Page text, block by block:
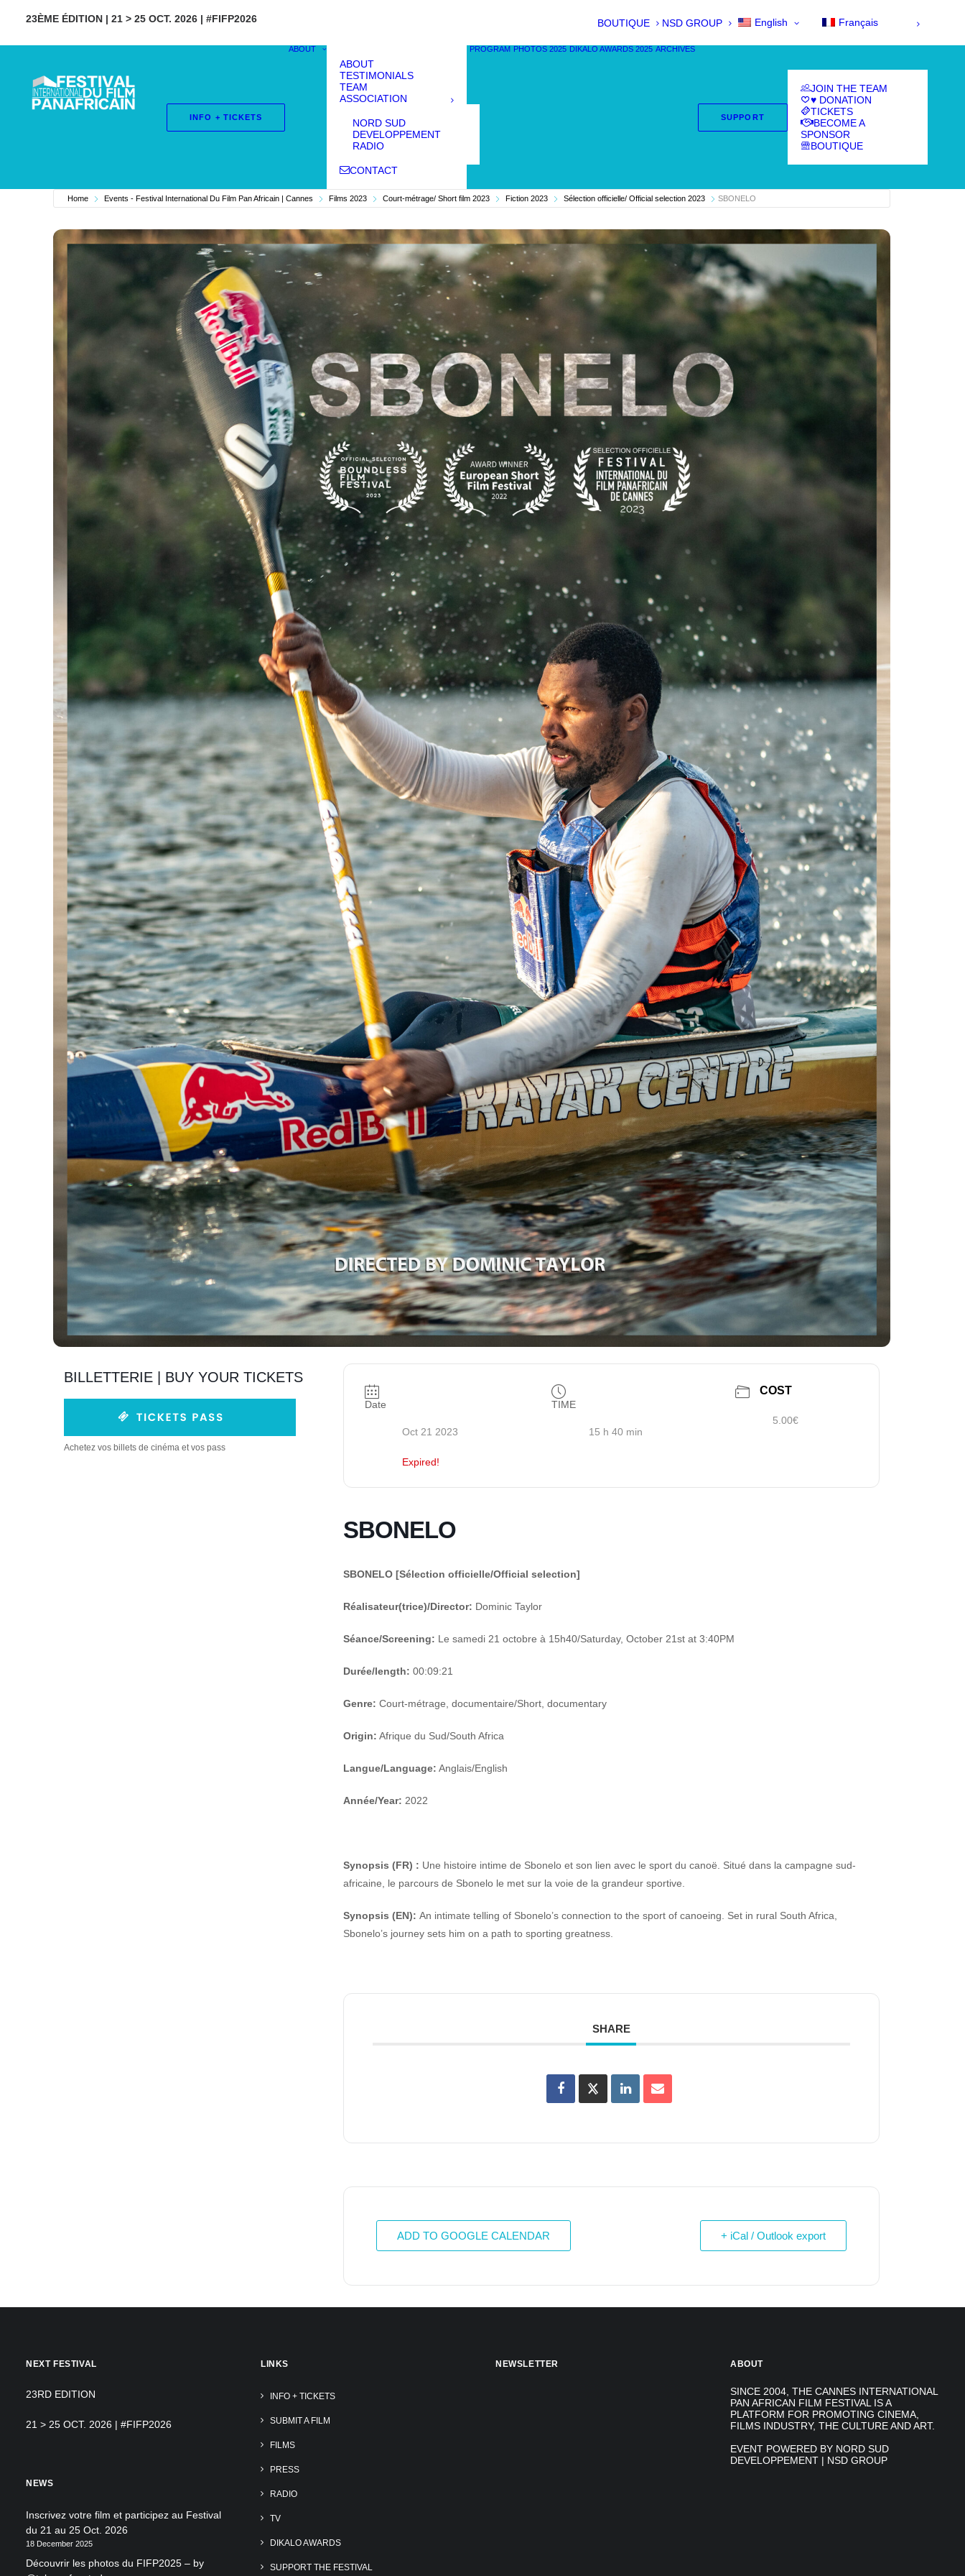
23ÈME ÉDITION | 21 > 25 OCT. 2026 | #FIFP2026 BOUTIQUE NSD GROUP English Français
INFO + TICKETS
ABOUT
ABOUT
TESTIMONIALS
TEAM
ASSOCIATION
NORD SUD
DEVELOPPEMENT
RADIO
CONTACT
PROGRAM PHOTOS 2025 DIKALO AWARDS 2025 ARCHIVES
SUPPORT
JOIN THE TEAM
♥ DONATION
TICKETS
BECOME A
SPONSOR
BOUTIQUE
Home Events - Festival International Du Film Pan Africain | Cannes Films 2023 Court-métrage/ Short film 2023 Fiction 2023 Sélection officielle/ Official selection 2023 SBONELO
BILLETTERIE | BUY YOUR TICKETS
Achetez vos billets de cinéma et vos pass
Date
Oct 21 2023
Expired!
TIME
15 h 40 min
COST
5.00€
SBONELO
SBONELO[Sélection officielle/Official selection]
Réalisateur(trice)/Director: Dominic Taylor
Séance/Screening: Le samedi 21 octobre à 15h40/Saturday, October 21stat 3:40PM
Durée/length: 00:09:21
Genre: Court-métrage, documentaire/Short, documentary
Origin: Afrique du Sud/South Africa
Langue/Language: Anglais/English
Année/Year: 2022
Synopsis (FR) : Une histoire intime de Sbonelo et son lien avec le sport du canoë. Situé dans la campagne sud-
africaine, le parcours de Sbonelo le met sur la voie de la grandeur sportive.
Synopsis (EN): An intimate telling of Sbonelo’s connection to the sport of canoeing. Set in rural South Africa,
Sbonelo’s journey sets him on a path to sporting greatness.
SHARE
ADD TO GOOGLE CALENDAR + iCal / Outlook export
NEXT FESTIVAL
23RD EDITION
21 > 25 OCT. 2026 | #FIFP2026
NEWS
Inscrivez votre film et participez au Festival
du 21 au 25 Oct. 2026
18 December 2025
Découvrir les photos du FIFP2025 – by
LINKS
INFO + TICKETS
SUBMIT A FILM
FILMS
PRESS
RADIO
TV
DIKALO AWARDS
SUPPORT THE FESTIVAL
NEWSLETTER ABOUT
SINCE 2004, THE CANNES INTERNATIONAL
PAN AFRICAN FILM FESTIVAL IS A
PLATFORM FOR PROMOTING CINEMA,
FILMS INDUSTRY, THE CULTURE AND ART.
EVENT POWERED BY NORD SUD
DEVELOPPEMENT | NSD GROUP